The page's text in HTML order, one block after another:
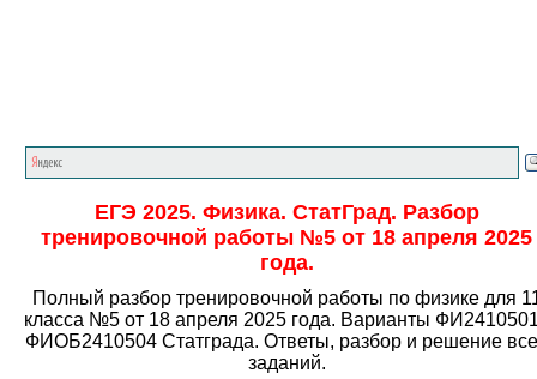
ЕГЭ 2025. Физика. СтатГрад. Разбор
тренировочной работы №5 от 18 апреля 2025
года.
Полный разбор тренировочной работы по физике для
класса №5 от 18 апреля 2025 года. Варианты
ФИОБ2410504 Статграда. Ответы, разбор и решение
заданий.